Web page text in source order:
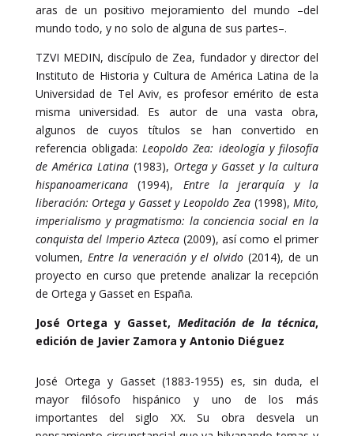
aras de un positivo mejoramiento del mundo –del
mundo todo, y no solo de alguna de sus partes–.
TZVI MEDIN, discípulo de Zea, fundador y director del
Instituto de Historia y Cultura de América Latina de la
Universidad de Tel Aviv, es profesor emérito de esta
misma universidad. Es autor de una vasta obra,
algunos de cuyos títulos se han convertido en
referencia obligada:Leopoldo Zea: ideología y filosofía
de América Latina(1983), Ortega y Gasset y la cultura
hispanoamericana(1994), Entre la jerarquía y la
liberación: Ortega y Gasset y Leopoldo Zea(1998),Mito,
imperialismo y pragmatismo: la conciencia social en la
conquista del Imperio Azteca (2009), así como el primer
volumen, Entre la veneración y el olvido(2014), de un
proyecto en curso que pretende analizar la recepción
de Ortega y Gasset en España.
José Ortega y Gasset, Meditación de la técnica,
edición de Javier Zamora y Antonio Diéguez
José Ortega y Gasset (1883-1955) es, sin duda, el
mayor filósofo hispánico y uno de los más
importantes del siglo XX. Su obra desvela un